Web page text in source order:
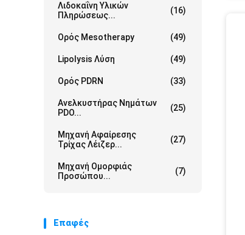
Λιδοκαΐνη Υλικών
Πληρώσεως...
(16)
Ορός Mesotherapy (49)
Lipolysis Λύση (49)
Ορός PDRN (33)
Ανελκυστήρας Νημάτων
PDO...
(25)
Μηχανή Αφαίρεσης
Τρίχας Λέιζερ...
(27)
Μηχανή Ομορφιάς
Προσώπου...
(7)
Επαφές